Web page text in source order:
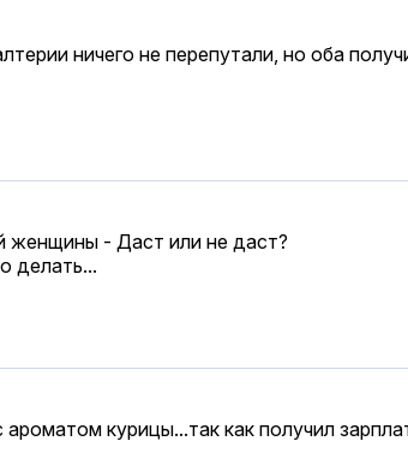
ничего не перепутали, но оба
женщины - Даст или не даст?
делать...
курицы...так как получил